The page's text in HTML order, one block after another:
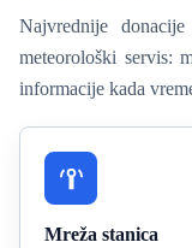
Najvrednije
meteorološki servis:
informacije kada
Mreža stanica